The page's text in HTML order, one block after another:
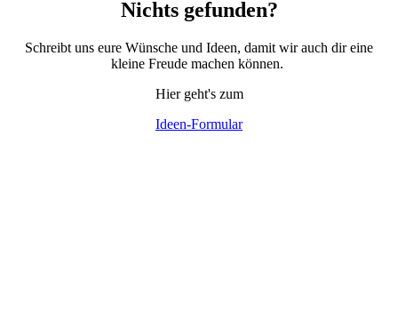
Nichts gefunden?
Schreibt uns eure Wünsche und Ideen, damit wir auch dir eine
kleine Freude machen können.
Hier geht's zum
Ideen-Formular